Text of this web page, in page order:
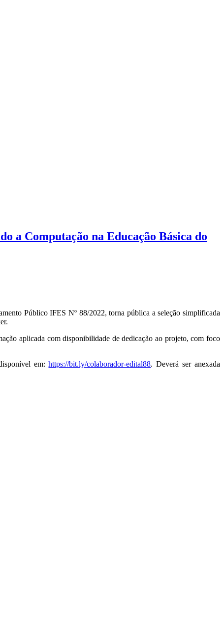
a Computação na Educação Básica do
Público IFES Nº 88/2022, torna pública a seleção simplificada
aplicada com disponibilidade de dedicação ao projeto, com foco
em:https://bit.ly/colaborador-edital88. Deverá ser anexada